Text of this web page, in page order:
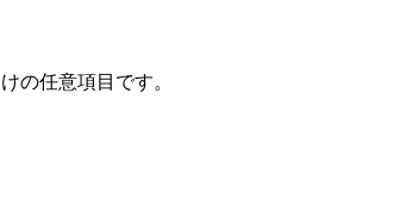
の任意項目です。